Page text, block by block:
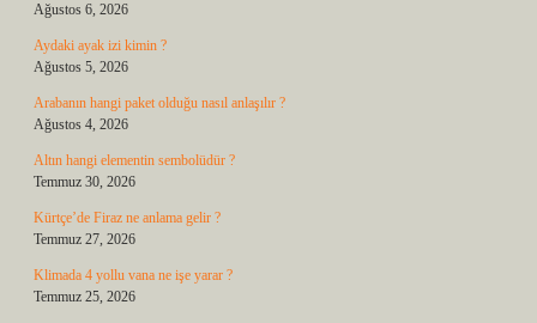
Ağustos 6, 2026
Aydaki ayak izi kimin ?
Ağustos 5, 2026
Arabanın hangi paket olduğu nasıl anlaşılır ?
Ağustos 4, 2026
Altın hangi elementin sembolüdür ?
Temmuz 30, 2026
Kürtçe’de Firaz ne anlama gelir ?
Temmuz 27, 2026
Klimada 4 yollu vana ne işe yarar ?
Temmuz 25, 2026